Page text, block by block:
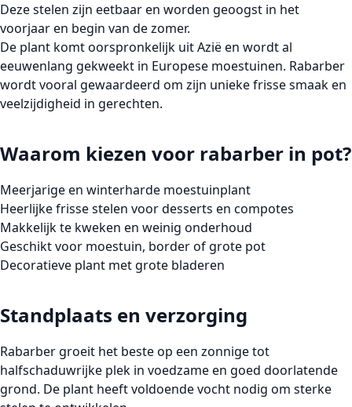
Deze stelen zijn eetbaar en worden geoogst in het
voorjaar en begin van de zomer.
De plant komt oorspronkelijk uit Azië en wordt al
eeuwenlang gekweekt in Europese moestuinen. Rabarber
wordt vooral gewaardeerd om zijn unieke frisse smaak en
veelzijdigheid in gerechten.
Waarom kiezen voor rabarber in pot?
Meerjarige en winterharde moestuinplant
Heerlijke frisse stelen voor desserts en compotes
Makkelijk te kweken en weinig onderhoud
Geschikt voor moestuin, border of grote pot
Decoratieve plant met grote bladeren
Standplaats en verzorging
Rabarber groeit het beste op een zonnige tot
halfschaduwrijke plek in voedzame en goed doorlatende
grond. De plant heeft voldoende vocht nodig om sterke